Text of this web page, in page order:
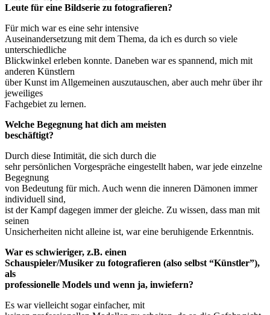
Leute für eine Bildserie zu fotografieren?
Für mich war es eine sehr intensive
Auseinandersetzung mit dem Thema, da ich es durch so viele
unterschiedliche
Blickwinkel erleben konnte. Daneben war es spannend, mich mit
anderen Künstlern
über Kunst im Allgemeinen auszutauschen, aber auch mehr über ihr
jeweiliges
Fachgebiet zu lernen.
Welche Begegnung hat dich am meisten
beschäftigt?
Durch diese Intimität, die sich durch die
sehr persönlichen Vorgespräche eingestellt haben, war jede einzelne
Begegnung
von Bedeutung für mich. Auch wenn die inneren Dämonen immer
individuell sind,
ist der Kampf dagegen immer der gleiche. Zu wissen, dass man mit
seinen
Unsicherheiten nicht alleine ist, war eine beruhigende Erkenntnis.
War es schwieriger, z.B. einen
Schauspieler/Musiker zu fotografieren (also selbst “Künstler”),
als
professionelle Models und wenn ja, inwiefern?
Es war vielleicht sogar einfacher, mit